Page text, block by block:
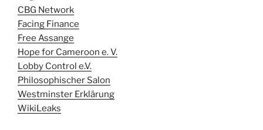
CBG Network
Facing Finance
Free Assange
Hope for Cameroon e. V.
Lobby Control e.V.
Philosophischer Salon
Westminster Erklärung
WikiLeaks